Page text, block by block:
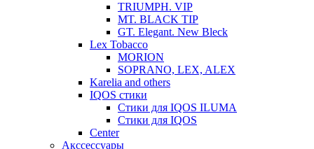
TRIUMPH. VIP
MT. BLACK TIP
GT. Elegant. New Bleck
Lex Tobacco
MORION
SOPRANO, LEX, ALEX
Karelia and others
IQOS стики
Стики для IQOS ILUMA
Стики для IQOS
Сenter
Акссессуары